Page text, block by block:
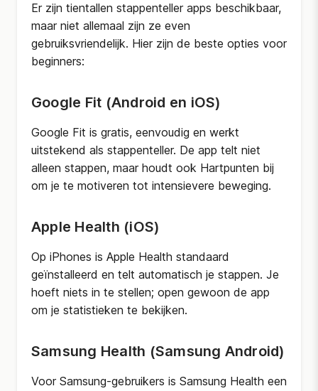
Er zijn tientallen stappenteller apps beschikbaar,
maar niet allemaal zijn ze even
gebruiksvriendelijk. Hier zijn de beste opties voor
beginners:
Google Fit (Android en iOS)
Google Fit is gratis, eenvoudig en werkt
uitstekend als stappenteller. De app telt niet
alleen stappen, maar houdt ook Hartpunten bij
om je te motiveren tot intensievere beweging.
Apple Health (iOS)
Op iPhones is Apple Health standaard
geïnstalleerd en telt automatisch je stappen. Je
hoeft niets in te stellen; open gewoon de app
om je statistieken te bekijken.
Samsung Health (Samsung Android)
Voor Samsung-gebruikers is Samsung Health een